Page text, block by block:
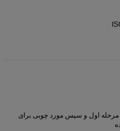
مرحله اول و سپس مورد چوبی برای